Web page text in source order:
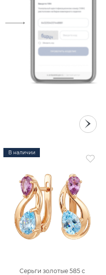
В наличии
Серьги золотые 585 с